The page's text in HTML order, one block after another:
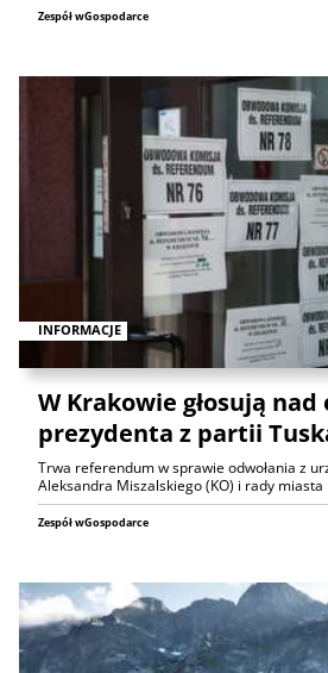
Zespół wGospodarce
INFORMACJE
W Krakowie głosują nad
prezydenta z partii
Trwa referendum w sprawie odwołania z
Aleksandra Miszalskiego (KO) i rady miasta
Zespół wGospodarce